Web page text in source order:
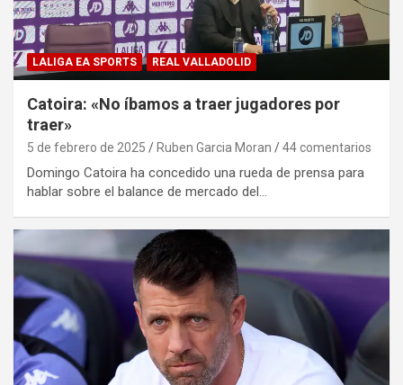
LALIGA EA SPORTS REAL VALLADOLID
Catoira: «No íbamos a traer jugadores por
traer»
5 de febrero de 2025 Ruben Garcia Moran 44 comentarios
Domingo Catoira ha concedido una rueda de prensa para
hablar sobre el balance de mercado del…